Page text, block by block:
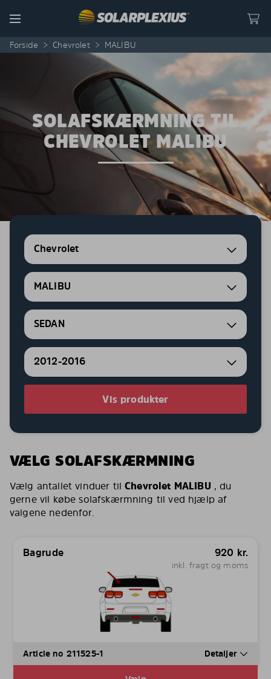
Menu
Forside > Chevrolet > MALIBU
SOLAFSKÆRMNING TIL
CHEVROLET MALIBU
Chevrolet
MALIBU
SEDAN
2012-2016
Vis produkter
VÆLG SOLAFSKÆRMNING
Vælg antallet vinduer tilChevrolet MALIBU , du
gerne vil købe solafskærmning til ved hjælp af
valgene nedenfor.
Bagrude 920 kr.
inkl. fragt og moms
Article no 211525-1 Detaljer